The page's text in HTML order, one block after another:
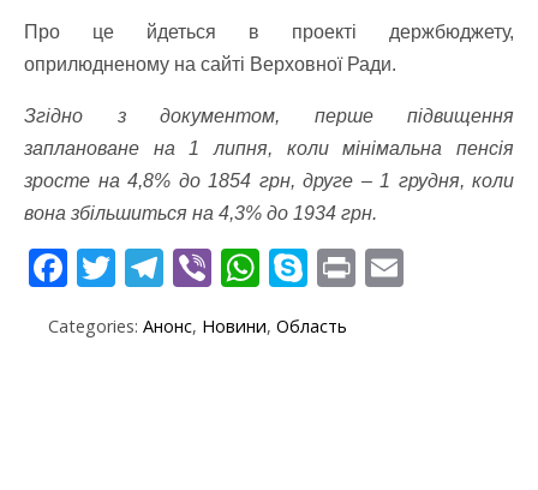
Про це йдеться в проекті держбюджету,
оприлюдненому на сайті Верховної Ради.
Згідно з документом, перше підвищення
заплановане на 1 липня, коли мінімальна пенсія
зросте на 4,8% до 1854 грн, друге – 1 грудня, коли
вона збільшиться на 4,3% до 1934 грн.
F
e
T
itt
T
e
Vi
er
W
at
S
y
Pr
Categories: Анонс, Новини, Область